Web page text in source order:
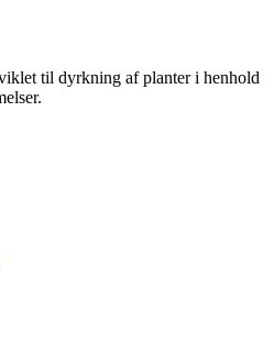
til dyrkning af planter i henhold